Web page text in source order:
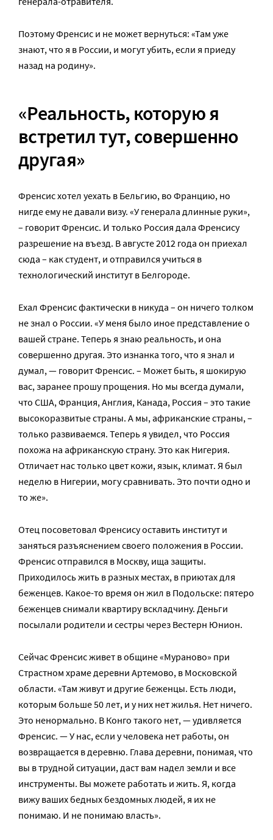
Поэтому Френсис и не может вернуться: «Там уже
знают, что я в России, и могут убить, если я приеду
назад на родину».
«Реальность, которую я
встретил тут, совершенно
другая»
Френсис хотел уехать в Бельгию, во Францию, но
нигде ему не давали визу. «У генерала длинные руки»,
– говорит Френсис. И только Россия дала Френсису
разрешение на въезд. В августе 2012 года он приехал
сюда – как студент, и отправился учиться в
технологический институт в Белгороде.
Ехал Френсис фактически в никуда – он ничего толком
не знал о России. «У меня было иное представление о
вашей стране. Теперь я знаю реальность, и она
совершенно другая. Это изнанка того, что я знал и
думал, — говорит Френсис. – Может быть, я шокирую
вас, заранее прошу прощения. Но мы всегда думали,
что США, Франция, Англия, Канада, Россия – это такие
высокоразвитые страны. А мы, африканские страны, –
только развиваемся. Теперь я увидел, что Россия
похожа на африканскую страну. Это как Нигерия.
Отличает нас только цвет кожи, язык, климат. Я был
неделю в Нигерии, могу сравнивать. Это почти одно и
то же».
Отец посоветовал Френсису оставить институт и
заняться разъяснением своего положения в России.
Френсис отправился в Москву, ища защиты.
Приходилось жить в разных местах, в приютах для
беженцев. Какое-то время он жил в Подольске: пятеро
беженцев снимали квартиру вскладчину. Деньги
посылали родители и сестры через Вестерн Юнион.
Сейчас Френсис живет в общине «Мураново» при
Страстном храме деревни Артемово, в Московской
области. «Там живут и другие беженцы. Есть люди,
которым больше 50 лет, и у них нет жилья. Нет ничего.
Это ненормально. В Конго такого нет, — удивляется
Френсис. — У нас, если у человека нет работы, он
возвращается в деревню. Глава деревни, понимая, что
вы в трудной ситуации, даст вам надел земли и все
инструменты. Вы можете работать и жить. Я, когда
вижу ваших бедных бездомных людей, я их не
понимаю. И не понимаю власть».